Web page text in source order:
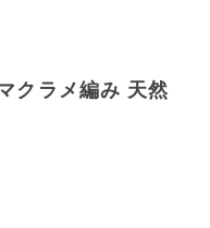
クラメ編み 天然